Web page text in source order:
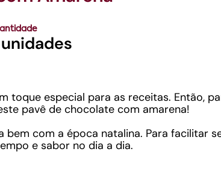
toque especial para as receitas. Então,
pavê de chocolate com amarena!
com a época natalina. Para facilitar
e sabor no dia a dia.